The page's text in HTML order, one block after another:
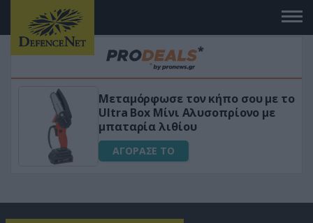
σου με το
«Μαγική» φόρμουλα
για αύξηση της λίμπιντο
ΑΓΟΡΑΣΕ ΤΟ